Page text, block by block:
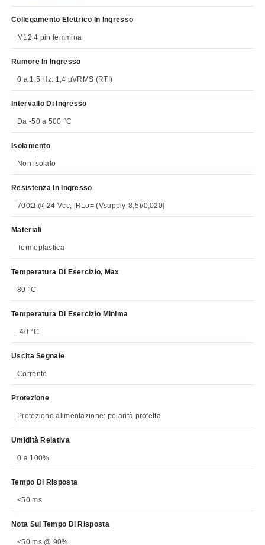
Collegamento Elettrico In Ingresso
M12 4 pin femmina
Rumore In Ingresso
0 a 1,5 Hz: 1,4 µVRMS (RTI)
Intervallo Di Ingresso
Da -50 a 500 °C
Isolamento
Non isolato
Resistenza In Ingresso
700Ω @ 24 Vcc, [RLo= (Vsupply-8,5)/0,020]
Materiali
Termoplastica
Temperatura Di Esercizio, Max
80 °C
Temperatura Di Esercizio Minima
-40 °C
Uscita Segnale
Corrente
Protezione
Protezione alimentazione: polarità protetta
Umidità Relativa
0 a 100%
Tempo Di Risposta
<50 ms
Nota Sul Tempo Di Risposta
<50 ms @ 90%